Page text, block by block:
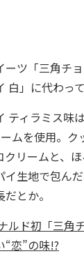
ツ「三角チ
」に代わって
ティラミス味
ムを使用。ク
リームと、
イ生地で包ん
とか。
ルド初「三角
“恋”の味!?